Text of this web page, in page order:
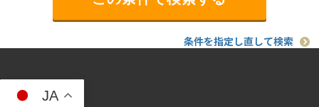
条件を指定し直して検索
JA